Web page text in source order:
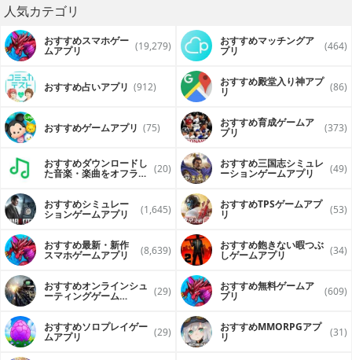
spotters for all 3 NASCAR series races
Energy NASCAR Cup Series races
Crew Chief
• Live real-time data, for every driver, including speed,
RPM, throttle, and estimated fuel
• Follow the track position of the top ten drivers on the
track, in real time, with GPS
• Subscriptions now provide an ad-free experience
**Certain restrictions apply as some Premium Features
are not available for all NASCAR series events.**
• 2018 NASCAR XFINITY Series Non-Companion Events:
Iowa (6/17), Iowa (7/28), Mid-Ohio (8/11), Road America
(8/25)
**Non-Companion events include Leaderboard and
Broadcast Radio options only.**
NASCAR MOBILE Premium Subscription Options:
• Seasonal purchase of $29.99 for the 2018 NASCAR
Season (One-Time)
• Monthly recurring subscription of $4.99 (Auto-
Renewable)
人気カテゴリ
おすすめスマホゲー
ムアプリ (19,279) おすすめマッチングア
プリ (464)
おすすめ占いアプリ (912) おすすめ殿堂入り神アプ
リ (86)
おすすめゲームアプリ (75) おすすめ育成ゲームア
プリ (373)
おすすめダウンロードし
た音楽・楽曲をオフライ (20) おすすめ三国志シミュレ
ーションゲームアプリ (49)
おすすめシミュレー
ションゲームアプリ (1,645) おすすめTPSゲームアプ
リ (53)
おすすめ最新・新作
スマホゲームアプリ (8,639) おすすめ飽きない暇つぶ
しゲームアプリ (34)
おすすめオンラインシュ
ーティングゲーム (29) おすすめ無料ゲームア
プリ (609)
おすすめソロプレイゲー
ムアプリ (29) おすすめ MMORPGアプ
リ (31)